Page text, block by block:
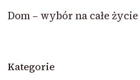
Dom – wybór na całe życie
Kategorie